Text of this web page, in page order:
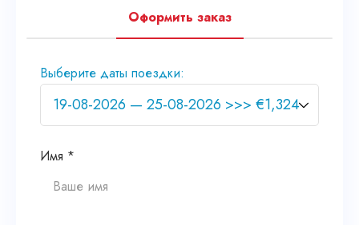
Оформить заказ
Выберите даты поездки:
Имя *